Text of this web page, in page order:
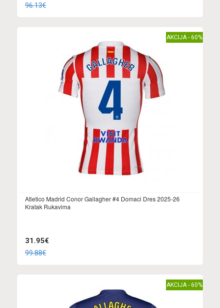
96.13€
AKCIJA - 60%
Atletico Madrid Conor Gallagher #4 Domaci Dres 2025-26
Kratak Rukavima
31.95€
99.88€
AKCIJA - 60%